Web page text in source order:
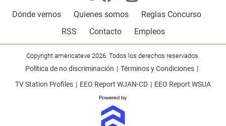
Dónde vernos Quienes somos
Reglas Concurso
RSS
Contacto Empleos
Copyright americateve 2026. Todos los derechos reservados.
Política de no discriminación
Términos y Condiciones
TV Station Profiles
EEO Report WJAN-CD EEO Report WSUA